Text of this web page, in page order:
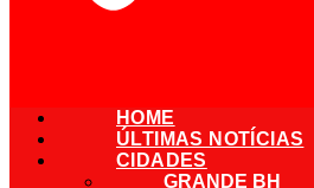
HOME
ÚLTIMAS NOTÍCIAS
CIDADES
GRANDE BH